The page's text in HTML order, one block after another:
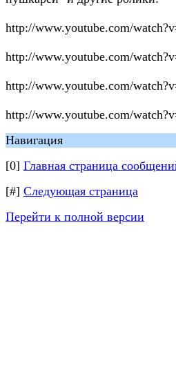
http://www.youtube.com/
http://www.youtube.com/
http://www.youtube.com/
http://www.youtube.com/
Навигация
[0] Главная страница
[#] Следующая страница
Перейти к полной версии